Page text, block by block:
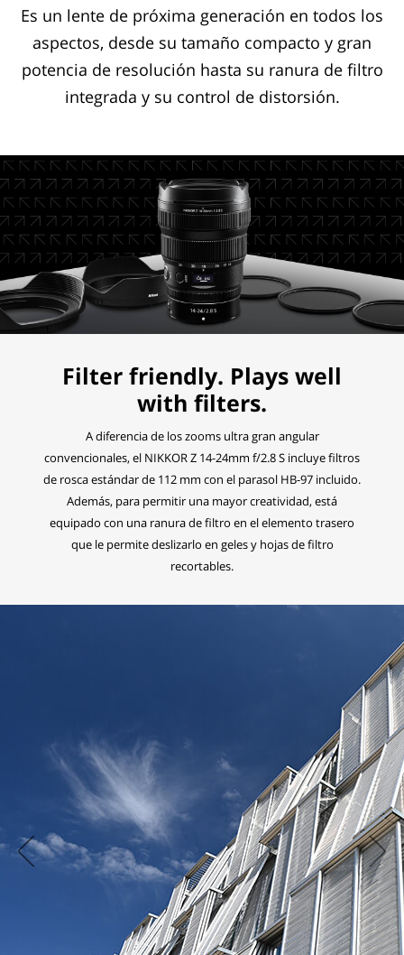
Es un lente de próxima generación en todos los
aspectos, desde su tamaño compacto y gran
potencia de resolución hasta su ranura de filtro
integrada y su control de distorsión.
Filter friendly. Plays well
with filters.
A diferencia de los zooms ultra gran angular
convencionales, el NIKKOR Z 14-24mm f/2.8 S incluye filtros
de rosca estándar de 112 mm con el parasol HB-97 incluido.
Además, para permitir una mayor creatividad, está
equipado con una ranura de filtro en el elemento trasero
que le permite deslizarlo en geles y hojas de filtro
recortables.